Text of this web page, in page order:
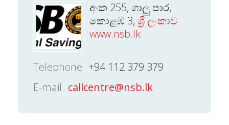
අංක 255, ගාලු පාර,
කොළඹ 3, ශ්‍රී ලංකාව
www.nsb.lk
Telephone +94 112 379 379
E-mail callcentre@nsb.lk